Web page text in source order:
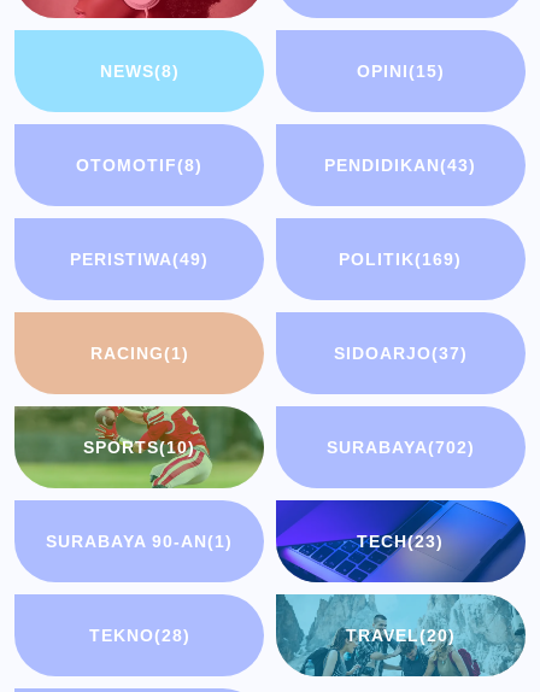
NEWS(8) OPINI(15)
OTOMOTIF(8) PENDIDIKAN(43)
PERISTIWA(49) POLITIK(169)
RACING(1) SIDOARJO(37)
SPORTS(10) SURABAYA(702)
SURABAYA 90-AN(1) TECH(23)
TEKNO(28) TRAVEL(20)